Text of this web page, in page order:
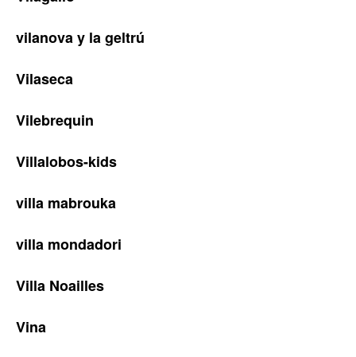
vilanova y la geltrú
Vilaseca
Vilebrequin
Villalobos-kids
villa mabrouka
villa mondadori
Villa Noailles
Vina